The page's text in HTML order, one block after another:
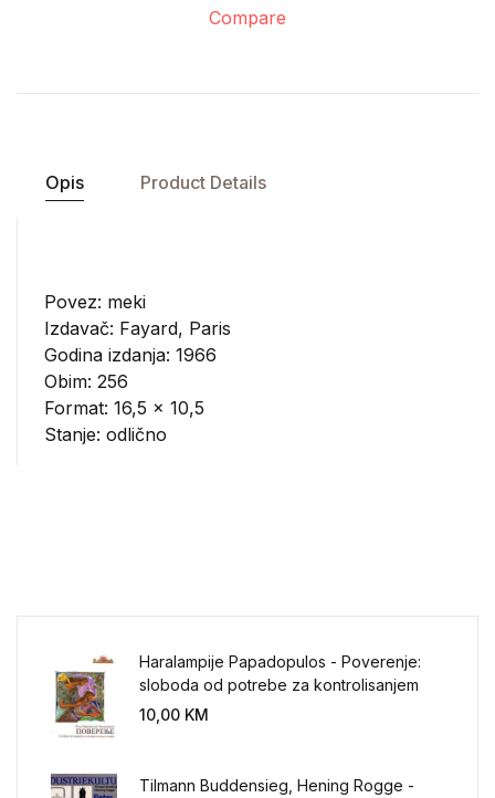
Compare
Opis Product Details
Povez: meki
Izdavač: Fayard, Paris
Godina izdanja: 1966
Obim: 256
Format: 16,5 x 10,5
Stanje: odlično
Haralampije Papadopulos - Poverenje:
sloboda od potrebe za kontrolisanjem
sveta
10,00 KM
Tilmann Buddensieg, Hening Rogge -